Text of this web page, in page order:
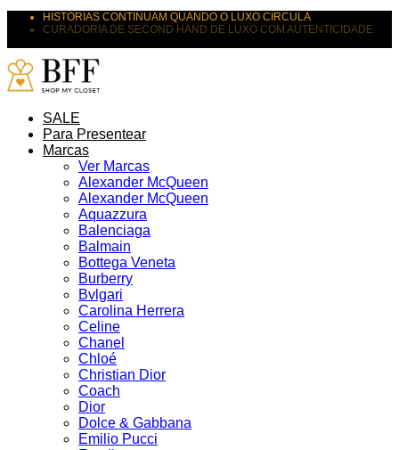
HISTÓRIAS CONTINUAM QUANDO O LUXO CIRCULA
CURADORIA DE SECOND HAND DE LUXO COM AUTENTICIDADE
SALE
Para Presentear
Marcas
Ver Marcas
Alexander McQueen
Alexander McQueen
Aquazzura
Balenciaga
Balmain
Bottega Veneta
Burberry
Bvlgari
Carolina Herrera
Celine
Chanel
Chloé
Christian Dior
Coach
Dior
Dolce & Gabbana
Emilio Pucci